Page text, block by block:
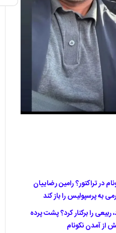
در تراکتور؟ رامین رضاییان
به پرسپولیس را باز کند
ربیعی را برکنار کرد؟ پشت پرده
از آمدن نکونام